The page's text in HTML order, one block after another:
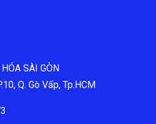
SÀI GÒN
Q. Gò Vấp, Tp.HCM